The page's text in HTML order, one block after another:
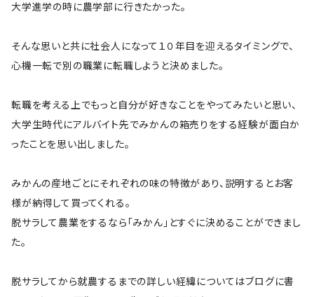
大学進学の時に農学部に行きたかった。
そんな思いと共に社会人になって１０年目を迎えるタイミングで、
心機一転で別の職業に転職しようと決めました。
転職を考える上でもっと自分が好きなことをやってみたいと思い、
大学生時代にアルバイト先でみかんの箱売りをする経験が面白か
ったことを思い出しました。
みかんの産地ごとにそれぞれの味の特徴があり、説明するとお客
様が納得して買ってくれる。
脱サラして農業をするなら「みかん」とすぐに決めることができまし
た。
脱サラしてから就農するまでの詳しい経緯についてはブログに書